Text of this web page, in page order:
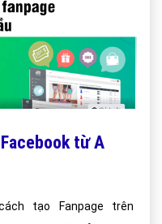
từ A
tạo Fanpage trên